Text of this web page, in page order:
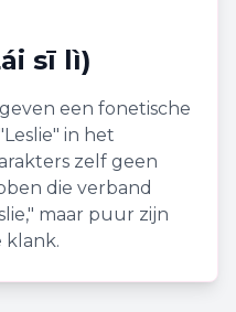
sī lì)
een fonetische
Leslie" in het
zelf geen
die verband
," maar puur zijn
klank.